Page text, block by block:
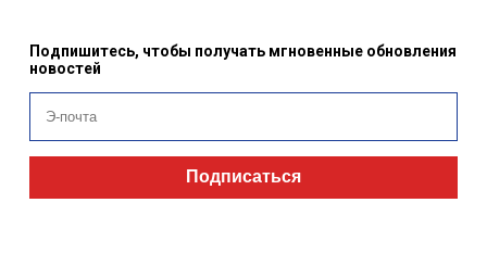
Подпишитесь, чтобы получать мгновенные обновления
Подписаться